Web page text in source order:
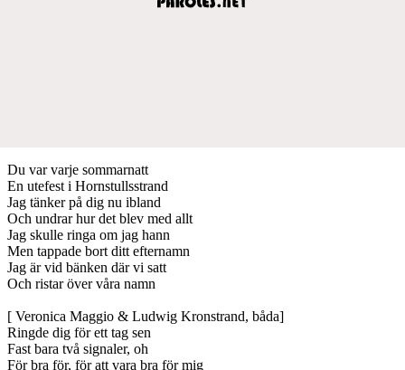
Du var varje sommarnatt
En utefest i Hornstullsstrand
Jag tänker på dig nu ibland
Och undrar hur det blev med allt
Jag skulle ringa om jag hann
Men tappade bort ditt efternamn
Jag är vid bänken där vi satt
Och ristar över våra namn
[ Veronica Maggio & Ludwig Kronstrand, båda]
Ringde dig för ett tag sen
Fast bara två signaler, oh
För bra för, för att vara bra för mig